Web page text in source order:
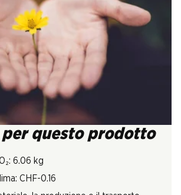
per questo prodotto
6.06 kg
CHF-0.16